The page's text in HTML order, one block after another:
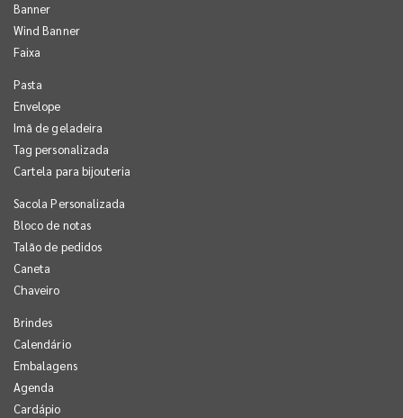
Banner
Wind Banner
Faixa
Pasta
Envelope
Imã de geladeira
Tag personalizada
Cartela para bijouteria
Sacola Personalizada
Bloco de notas
Talão de pedidos
Caneta
Chaveiro
Brindes
Calendário
Embalagens
Agenda
Cardápio